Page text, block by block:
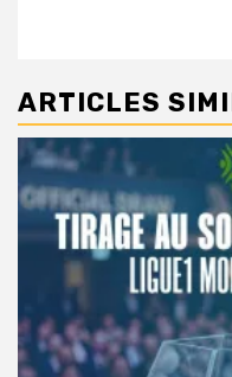
ARTICLES